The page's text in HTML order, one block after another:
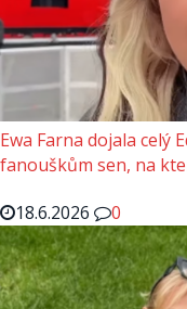
Ewa Farna dojala celý
fanouškům sen, na
18.6.2026
0